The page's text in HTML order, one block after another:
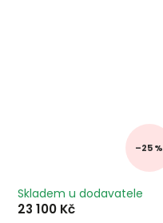
–25 %
Skladem u dodavatele
23 100 Kč